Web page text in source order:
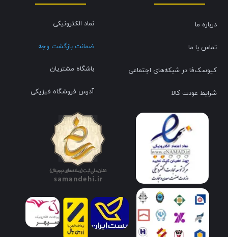
نماد الکترونیکی
ضمانت بازگشت وجه
باشگاه مشتریان
آدرس فروشگاه فیزیکی
درباره ما
تماس با ما
کیوسک‌فا در شبکه‌های اجتماعی
شرایط عودت کالا